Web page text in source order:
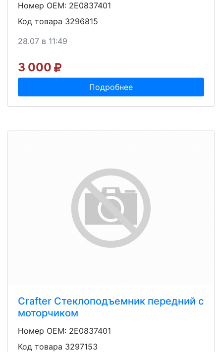
Номер OEM: 2E0837401
Код товара 3296815
28.07 в 11:49
3 000
Подробнее
Crafter Стеклоподъемник передний с
моторчиком
Номер OEM: 2E0837401
Код товара 3297153